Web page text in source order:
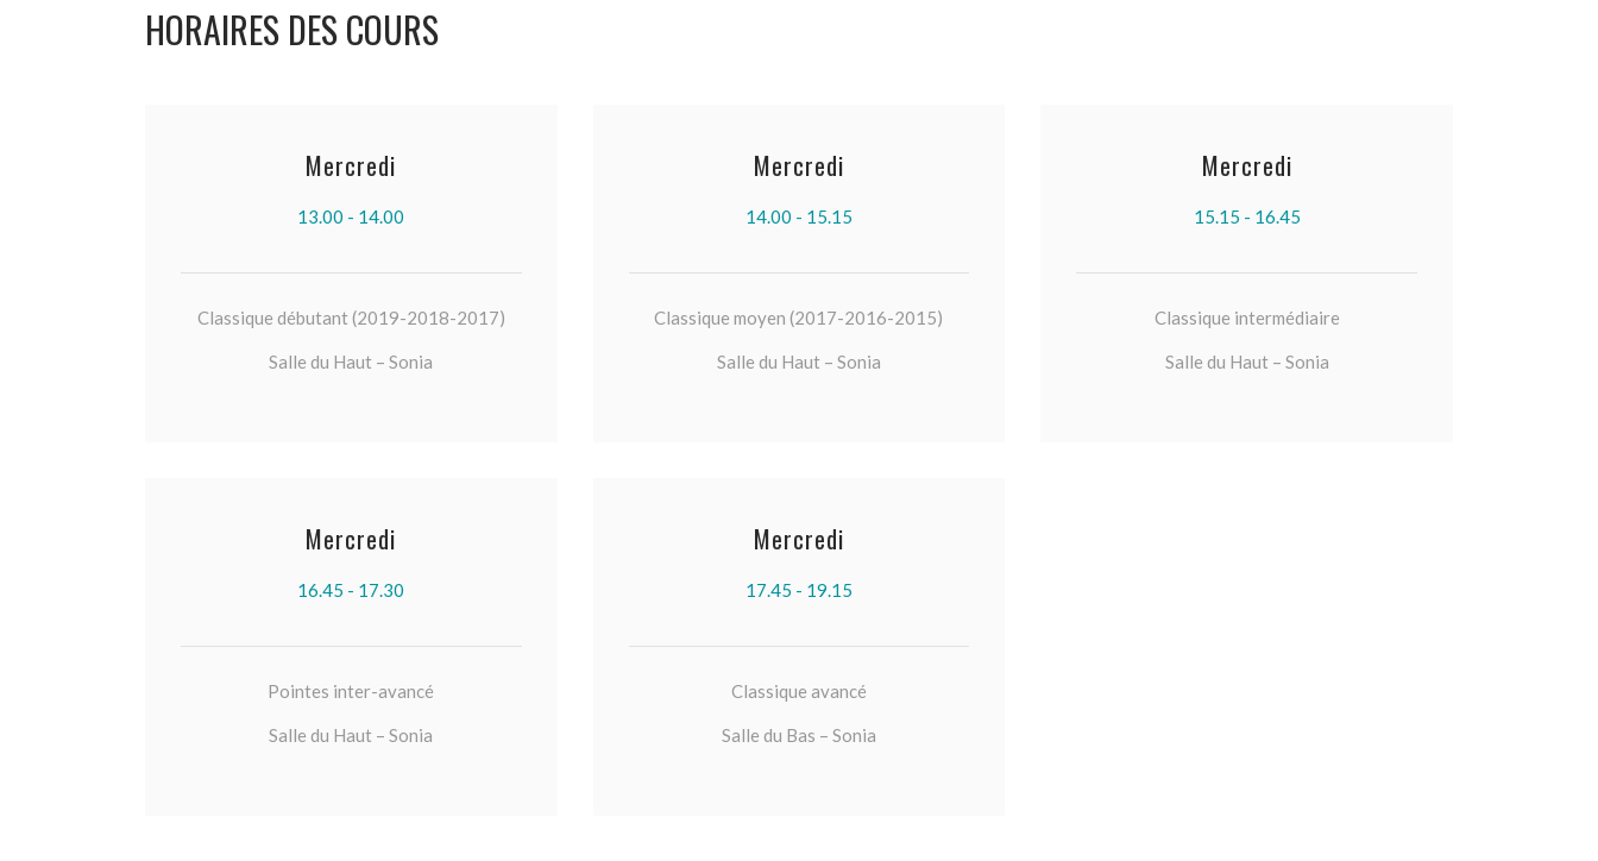
HORAIRES DES COURS
Mercredi
13.00 - 14.00
Classique débutant (2019-2018-2017)
Salle du Haut – Sonia
Mercredi
14.00 - 15.15
Classique moyen (2017-2016-2015)
Salle du Haut – Sonia
Mercredi
15.15 - 16.45
Classique intermédiaire
Salle du Haut – Sonia
Mercredi
16.45 - 17.30
Pointes inter-avancé
Salle du Haut – Sonia
Mercredi
17.45 - 19.15
Classique avancé
Salle du Bas – Sonia